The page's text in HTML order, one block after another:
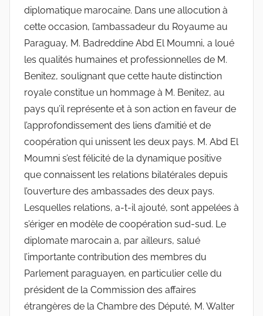
diplomatique marocaine. Dans une allocution à
cette occasion, l’ambassadeur du Royaume au
Paraguay, M. Badreddine Abd El Moumni, a loué
les qualités humaines et professionnelles de M.
Benitez, soulignant que cette haute distinction
royale constitue un hommage à M. Benitez, au
pays qu’il représente et à son action en faveur de
l’approfondissement des liens d’amitié et de
coopération qui unissent les deux pays. M. Abd El
Moumni s’est félicité de la dynamique positive
que connaissent les relations bilatérales depuis
l’ouverture des ambassades des deux pays.
Lesquelles relations, a-t-il ajouté, sont appelées à
s’ériger en modèle de coopération sud-sud. Le
diplomate marocain a, par ailleurs, salué
l’importante contribution des membres du
Parlement paraguayen, en particulier celle du
président de la Commission des affaires
étrangères de la Chambre des Député, M. Walter